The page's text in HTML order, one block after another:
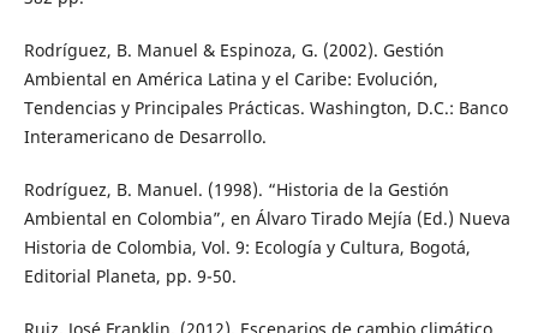
Rodríguez, B. Manuel & Espinoza, G. (2002). Gestión
Ambiental en América Latina y el Caribe: Evolución,
Tendencias y Principales Prácticas. Washington, D.C.: Banco
Interamericano de Desarrollo.
Rodríguez, B. Manuel. (1998). “Historia de la Gestión
Ambiental en Colombia”, en Álvaro Tirado Mejía (Ed.) Nueva
Historia de Colombia, Vol. 9: Ecología y Cultura, Bogotá,
Editorial Planeta, pp. 9-50.